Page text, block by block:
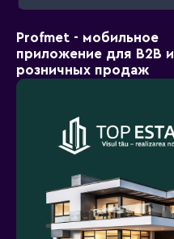
Profmet - мобильное
приложение для B2B и
розничных продаж